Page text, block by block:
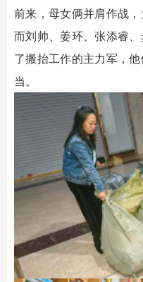
前来，母女俩并肩作战，
而刘帅、姜环、张添睿
了搬抬工作的主力军，
当。